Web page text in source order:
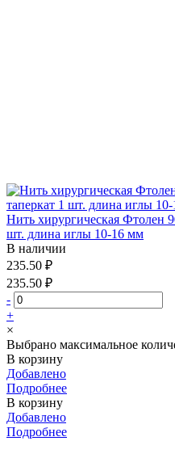
Нить хирургическая Фтолен
шт. длина иглы 10-16 мм
В наличии
235.50 ₽
235.50 ₽
-
+
×
Выбрано максимальное
В корзину
Добавлено
Подробнее
В корзину
Добавлено
Подробнее